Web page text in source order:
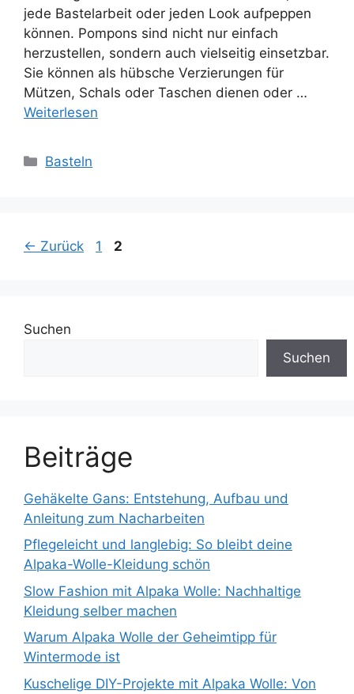
jede Bastelarbeit oder jeden Look aufpeppen
können. Pompons sind nicht nur einfach
herzustellen, sondern auch vielseitig einsetzbar.
Sie können als hübsche Verzierungen für
Mützen, Schals oder Taschen dienen oder …
Weiterlesen
Kategorien
Basteln
← Zurück Seite
1 Seite
2
Suchen
Suchen
Beiträge
Gehäkelte Gans: Entstehung, Aufbau und
Anleitung zum Nacharbeiten
Pflegeleicht und langlebig: So bleibt deine
Alpaka-Wolle-Kleidung schön
Slow Fashion mit Alpaka Wolle: Nachhaltige
Kleidung selber machen
Warum Alpaka Wolle der Geheimtipp für
Wintermode ist
Kuschelige DIY-Projekte mit Alpaka Wolle: Von